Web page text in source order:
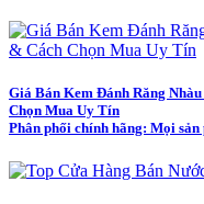
Giá Bán Kem Đánh Răng
Chọn Mua Uy Tín
Phân phối chính hãng: Mọi